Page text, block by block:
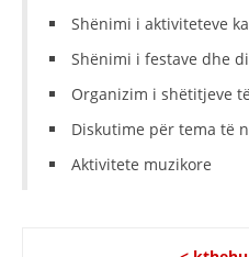
Shënimi i aktiviteteve
Shënimi i festave dhe
Organizim i shëtitjeve
Diskutime për tema të
Aktivitete muzikore